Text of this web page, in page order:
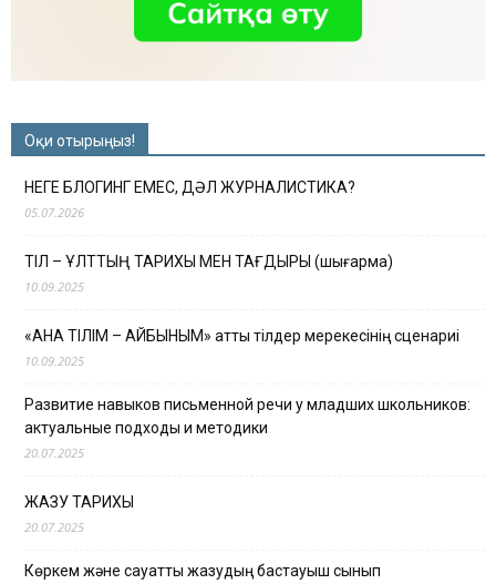
Оқи отырыңыз!
НЕГЕ БЛОГИНГ ЕМЕС, ДӘЛ ЖУРНАЛИСТИКА?
05.07.2026
ТІЛ – ҰЛТТЫҢ ТАРИХЫ МЕН ТАҒДЫРЫ (шығарма)
10.09.2025
«АНА ТІЛІМ – АЙБЫНЫМ» атты тілдер мерекесінің сценариі
10.09.2025
Развитие навыков письменной речи у младших школьников:
актуальные подходы и методики
20.07.2025
ЖАЗУ ТАРИХЫ
20.07.2025
Көркем және сауатты жазудың бастауыш сынып